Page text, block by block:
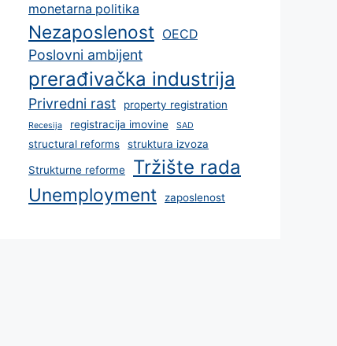
monetarna politika
Nezaposlenost OECD
Poslovni ambijent
prerađivačka industrija
Privredni rast property registration
Recesija registracija imovine SAD
structural reforms struktura izvoza
Strukturne reforme Tržište rada
Unemployment zaposlenost